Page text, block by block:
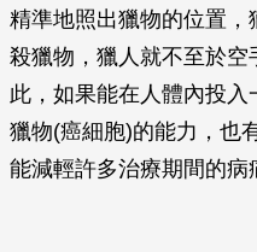
精準地照出獵物的位置
殺獵物，獵人就不至於
此，如果能在人體內投入
獵物(癌細胞)的能力，也
能減輕許多治療期間的病